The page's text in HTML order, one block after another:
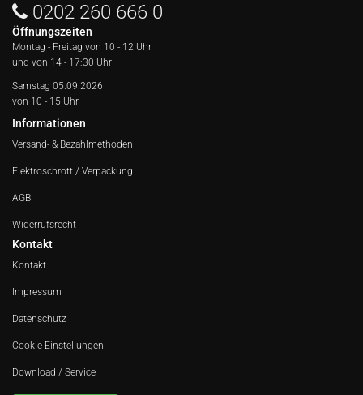
0202 260 666 0
Öffnungszeiten
Montag - Freitag von 10 - 12 Uhr
und von 14 - 17:30 Uhr
Samstag 05.09.2026
von 10 - 15 Uhr
Informationen
Versand- & Bezahlmethoden
Elektroschrott / Verpackung
AGB
Widerrufsrecht
Kontakt
Kontakt
Impressum
Datenschutz
Cookie-Einstellungen
Download / Service